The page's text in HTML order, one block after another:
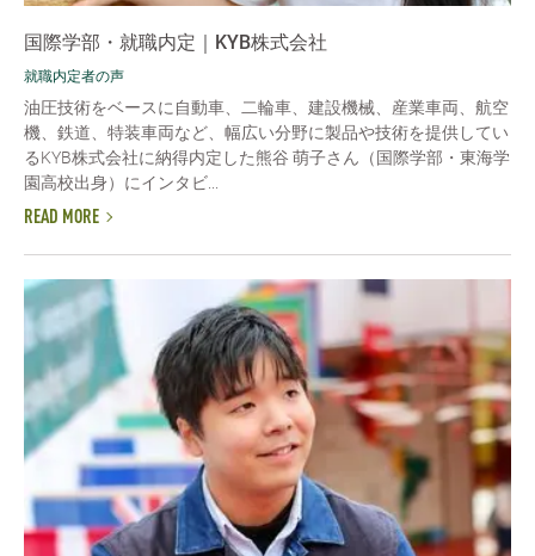
国際学部・就職内定｜KYB株式会社
就職内定者の声
油圧技術をベースに自動車、二輪車、建設機械、産業車両、航空
機、鉄道、特装車両など、幅広い分野に製品や技術を提供してい
るKYB株式会社に納得内定した熊谷 萌子さん（国際学部・東海学
園高校出身）にインタビ...
READ MORE